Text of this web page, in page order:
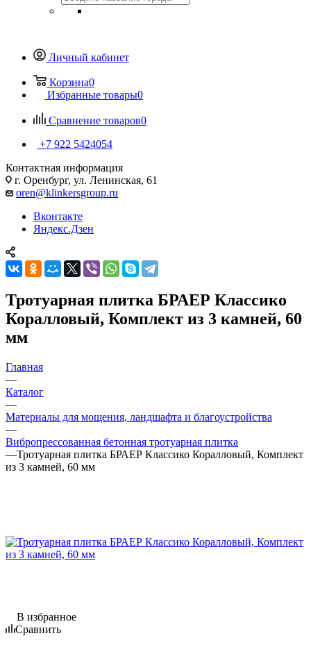
Личный кабинет
Корзина0
Избранные товары0
Сравнение товаров0
+7 922 5424054
Контактная информация
г. Оренбург, ул. Ленинская, 61
oren@klinkersgroup.ru
Вконтакте
Яндекс.Дзен
Тротуарная плитка БРАЕР Классико
Коралловый, Комплект из 3 камней, 60
мм
Главная
—
Каталог
—
Материалы для мощения, ландшафта и благоустройства
—
Вибропрессованная бетонная тротуарная плитка
—Тротуарная плитка БРАЕР Классико Коралловый, Комплект
из 3 камней, 60 мм
В избранное
Сравнить